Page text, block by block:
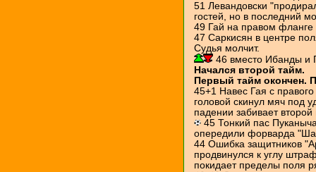
51 Левандовски
гостей, но в последний
49 Гай на правом фланге
47 Саркисян в центре
Судья молчит.
46 вместо Ибанды и
Начался второй тайм.
Первый тайм окончен.
45+1 Навес Гая с
головой скинул мяч под
падении забивает
45 Тонкий пас
опередили форварда
44 Ошибка защитников
продвинулся к углу
покидает пределы поля